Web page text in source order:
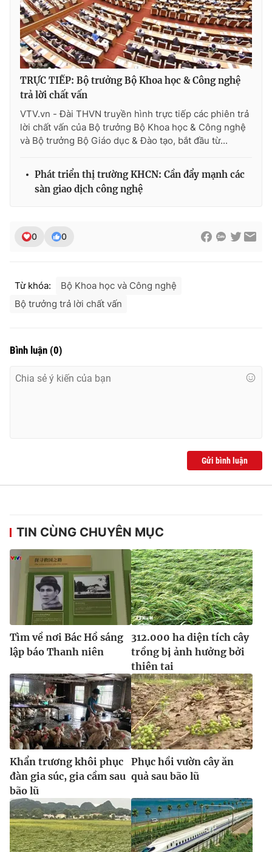
Ðiện thoại Thời báo VTV:024.66 897 897
Email:toasoan@vtv.vn
Liên hệ quảng cáo:024-7300.7108
thông tin từ website này.
TRỰC TIẾP: Bộ trưởng Bộ Khoa học & Công nghệ
trả lời chất vấn
VTV.vn - Đài THVN truyền hình trực tiếp các phiên trả
lời chất vấn của Bộ trưởng Bộ Khoa học & Công nghệ
và Bộ trưởng Bộ Giáo dục & Đào tạo, bắt đầu từ...
Phát triển thị trường KHCN: Cần đẩy mạnh các
sàn giao dịch công nghệ
0 0
Từ khóa:
Bộ Khoa học và Công nghệ
Bộ trưởng trả lời chất vấn
Bình luận (0)
Gửi bình luận
TIN CÙNG CHUYÊN MỤC
Tìm về nơi Bác Hồ sáng
lập báo Thanh niên
312.000 ha diện tích cây
trồng bị ảnh hưởng bởi
thiên tai
Khẩn trương khôi phục
đàn gia súc, gia cầm sau
bão lũ
Phục hồi vườn cây ăn
quả sau bão lũ